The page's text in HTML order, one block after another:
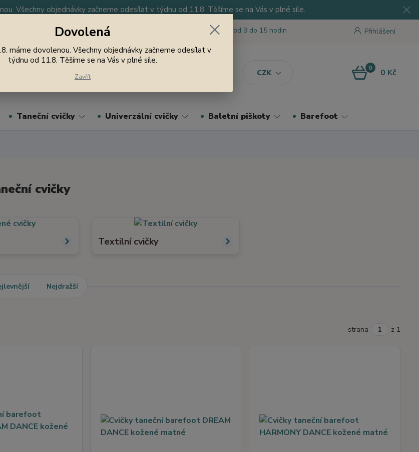
Všechny objednávky začneme odesílat v týdnu od 11.8. Těšíme se na Vás v plné síle.
CZK
Přihlášení
Nevíte si rady? Zavolejte. Jsme tu pro Vás od 9 do 15 hodin
0 0 Kč
Taneční cvičky Univerzální cvičky Baletní piškoty Barefoot
cvičky
Textilní cvičky
Nejdražší
strana z 1
Dovolená
máme dovolenou. Všechny objednávky začneme odesílat v
týdnu od 11.8. Těšíme se na Vás v plné síle.
Zavřít